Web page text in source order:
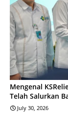
Mengenal
Telah Salurkan
July 30, 2026